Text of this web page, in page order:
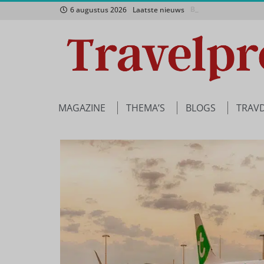
6 augustus 2026 Laatste nieuws
MAGAZINE THEMA’S BLOGS